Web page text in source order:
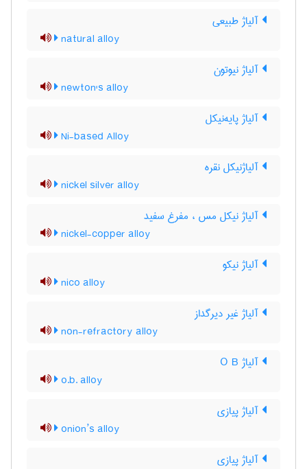
آلیاژ طبیعی
natural alloy
آلیاژ نیوتون
newton's alloy
آلیاژ پایه‌نیکل
Ni-based Alloy
آلیاژنیکل نقره
nickel silver alloy
آلیاژ نیکل مس ، مفرغ سفید
nickel-copper alloy
آلیاژ نیکو
nico alloy
آلیاژ غیر دیرگداز
non-refractory alloy
آلیاژ O B
o.b. alloy
آلیاژ پیازی
onion’s alloy
آلیاژ پیازی